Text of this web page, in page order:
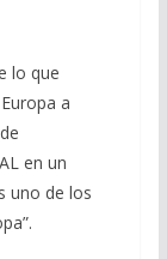
lo que
a
en un
uno de los